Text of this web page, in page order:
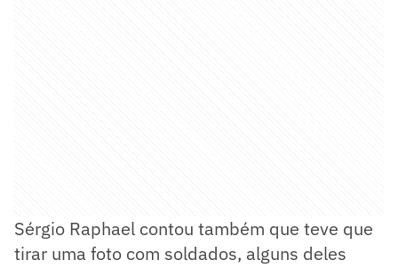
Sérgio Raphael contou também que teve que
tirar uma foto com soldados, alguns deles